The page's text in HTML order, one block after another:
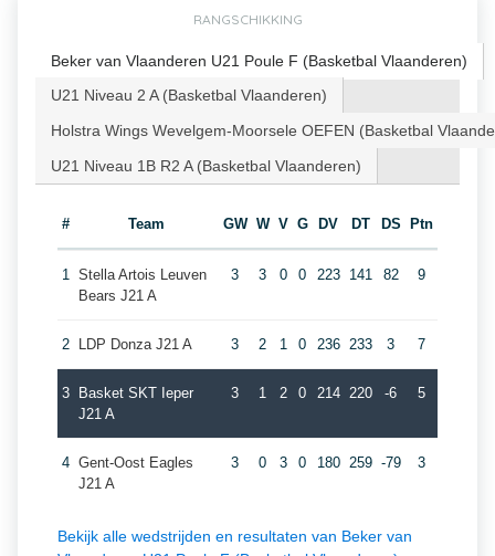
RANGSCHIKKING
Beker van Vlaanderen U21 Poule F (Basketbal Vlaanderen)
U21 Niveau 2 A (Basketbal Vlaanderen)
Holstra Wings Wevelgem-Moorsele OEFEN (Basketbal
U21 Niveau 1B R2 A (Basketbal Vlaanderen)
# Team GW W V G DV DT DS Ptn
1 Stella Artois Leuven
Bears J21 A
3 3 0 0 223 141 82 9
2 LDP Donza J21 A 3 2 1 0 236 233 3 7
3
Basket SKT Ieper
J21 A
3 1 2 0 214 220 -6 5
4 Gent-Oost Eagles
J21 A
3 0 3 0 180 259 -79 3
Bekijk alle wedstrijden en resultaten van Beker van